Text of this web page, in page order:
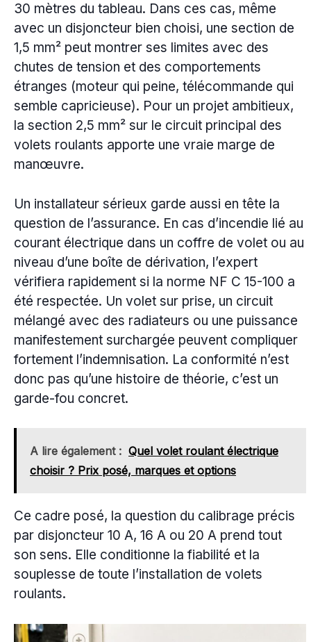
30 mètres du tableau. Dans ces cas, même
avec un disjoncteur bien choisi, une section de
1,5 mm² peut montrer ses limites avec des
chutes de tension et des comportements
étranges (moteur qui peine, télécommande qui
semble capricieuse). Pour un projet ambitieux,
la section 2,5 mm² sur le circuit principal des
volets roulants apporte une vraie marge de
manœuvre.
Un installateur sérieux garde aussi en tête la
question de l’assurance. En cas d’incendie lié au
courant électrique dans un coffre de volet ou au
niveau d’une boîte de dérivation, l’expert
vérifiera rapidement si la norme NF C 15-100 a
été respectée. Un volet sur prise, un circuit
mélangé avec des radiateurs ou une puissance
manifestement surchargée peuvent compliquer
fortement l’indemnisation. La conformité n’est
donc pas qu’une histoire de théorie, c’est un
garde-fou concret.
A lire également : Quel volet roulant électrique
choisir ? Prix posé, marques et options
Ce cadre posé, la question du calibrage précis
par disjoncteur 10 A, 16 A ou 20 A prend tout
son sens. Elle conditionne la fiabilité et la
souplesse de toute l’installation de volets
roulants.